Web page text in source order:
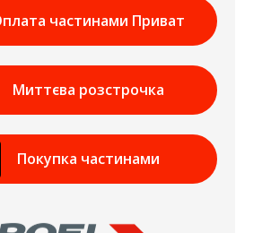
частинами Приват
Банк
Миттєва розстрочка
Приват Банк
Покупка частинами